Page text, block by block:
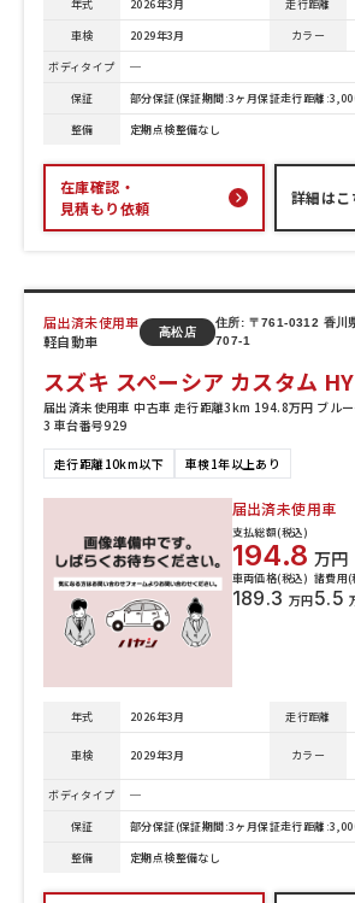
年式 2026年3月 走行距離
車検
2029年3月 カラー
ボディタイプ
─
保証
部分保証(保証期間:3ヶ月保証走行距離
整備
定期点検整備なし
在庫確認・
見積もり依頼
詳細はこ
届出済未使用車
軽自動車
高松店
住所: 〒761-0312 香川
707-1
スズキ スペーシア カスタム
届出済未使用車 中古車 走行距離3km 194.8万円 ブル
3 車台番号929
走行距離10km以下 車検1年以上あり
届出済未使用車
支払総額(税込)
194.8 万円
車両価格(税込)
189.3 万円
諸費用(
5.5
年式 2026年3月 走行距離
車検 2029年3月 カラー
ボディタイプ
─
保証
部分保証(保証期間:3ヶ月保証走行距離
整備
定期点検整備なし